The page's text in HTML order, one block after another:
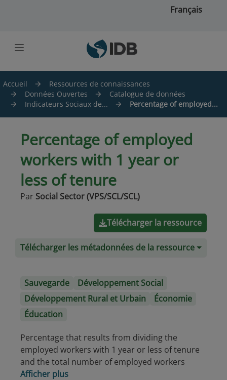
Français
Accueil
Ressources de connaissances
Données Ouvertes
Catalogue de données
Indicateurs Sociaux de...
Percentage of employed...
Percentage of employed
workers with 1 year or
less of tenure
Par Social Sector (VPS/SCL/SCL)
Télécharger la ressource
Télécharger les métadonnées de la ressource
Sauvegarde
Développement Social
Développement Rural et Urbain
Économie
Éducation
Percentage that results from dividing the
employed workers with 1 year or less of tenure
and the total number of employed workers
Afficher plus